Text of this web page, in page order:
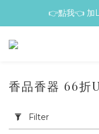
👉點我👈 加
Filter
(0/20)
香品香器 66折
Filter